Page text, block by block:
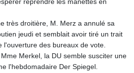
reprendre les manettes en
très droitière, M. Merz a annulé sa
jeudi et semblait avoir tiré un trait
l'ouverture des bureaux de vote.
Merkel, la DU semble susciter une
l'hebdomadaire Der Spiegel.